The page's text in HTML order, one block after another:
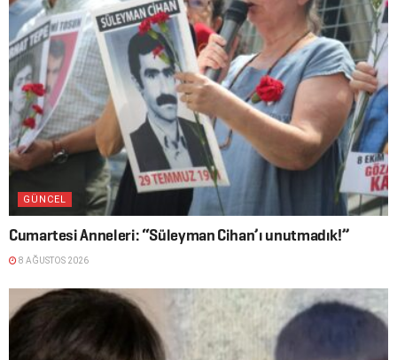
GÜNCEL
Cumartesi Anneleri: “Süleyman Cihan’ı unutmadık!”
8 AĞUSTOS 2026